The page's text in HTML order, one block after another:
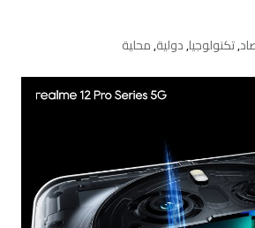
,تكنولوجيا,دولية,محلية